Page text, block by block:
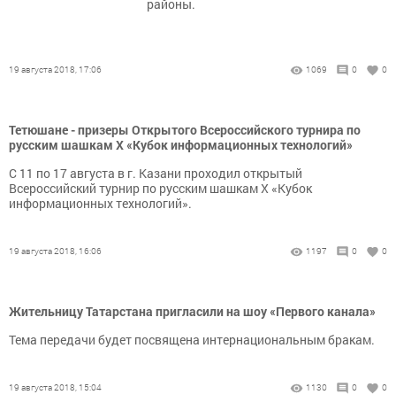
районы.
19 августа 2018, 17:06 1069 0 0
Тетюшане - призеры Открытого Всероссийского турнира по
русским шашкам Х «Кубок информационных технологий»
C 11 по 17 августа в г. Казани проходил открытый
Всероссийский турнир по русским шашкам Х «Кубок
информационных технологий».
19 августа 2018, 16:06 1197 0 0
Жительницу Татарстана пригласили на шоу «Первого канала»
Тема передачи будет посвящена интернациональным бракам.
19 августа 2018, 15:04 1130 0 0